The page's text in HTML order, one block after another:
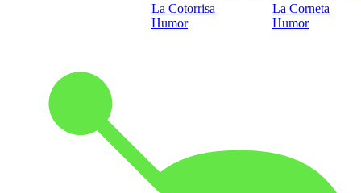
La Cotorrisa
Humor
La Corneta
Humor